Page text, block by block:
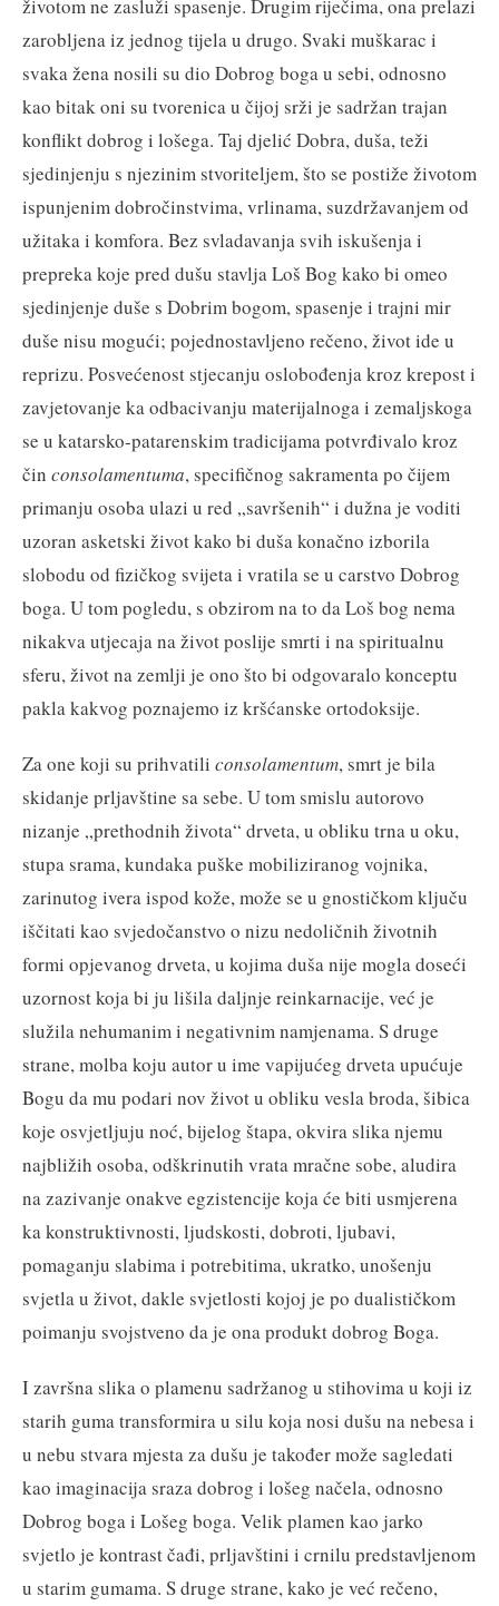
životom ne zasluži spasenje. Drugim riječima, ona prelazi
zarobljena iz jednog tijela u drugo. Svaki muškarac i
svaka žena nosili su dio Dobrog boga u sebi, odnosno
kao bitak oni su tvorenica u čijoj srži je sadržan trajan
konflikt dobrog i lošega. Taj djelić Dobra, duša, teži
sjedinjenju s njezinim stvoriteljem, što se postiže životom
ispunjenim dobročinstvima, vrlinama, suzdržavanjem od
užitaka i komfora. Bez svladavanja svih iskušenja i
prepreka koje pred dušu stavlja Loš Bog kako bi omeo
sjedinjenje duše s Dobrim bogom, spasenje i trajni mir
duše nisu mogući; pojednostavljeno rečeno, život ide u
reprizu. Posvećenost stjecanju oslobođenja kroz krepost i
zavjetovanje ka odbacivanju materijalnoga i zemaljskoga
se u katarsko-patarenskim tradicijama potvrđivalo kroz
čin consolamentuma, specifičnog sakramenta po čijem
primanju osoba ulazi u red „savršenih“ i dužna je voditi
uzoran asketski život kako bi duša konačno izborila
slobodu od fizičkog svijeta i vratila se u carstvo Dobrog
boga. U tom pogledu, s obzirom na to da Loš bog nema
nikakva utjecaja na život poslije smrti i na spiritualnu
sferu, život na zemlji je ono što bi odgovaralo konceptu
pakla kakvog poznajemo iz kršćanske ortodoksije.
Za one koji su prihvatili consolamentum, smrt je bila
skidanje prljavštine sa sebe. U tom smislu autorovo
nizanje „prethodnih života“ drveta, u obliku trna u oku,
stupa srama, kundaka puške mobiliziranog vojnika,
zarinutog ivera ispod kože, može se u gnostičkom ključu
iščitati kao svjedočanstvo o nizu nedoličnih životnih
formi opjevanog drveta, u kojima duša nije mogla doseći
uzornost koja bi ju lišila daljnje reinkarnacije, već je
služila nehumanim i negativnim namjenama. S druge
strane, molba koju autor u ime vapijućeg drveta upućuje
Bogu da mu podari nov život u obliku vesla broda, šibica
koje osvjetljuju noć, bijelog štapa, okvira slika njemu
najbližih osoba, odškrinutih vrata mračne sobe, aludira
na zazivanje onakve egzistencije koja će biti usmjerena
ka konstruktivnosti, ljudskosti, dobroti, ljubavi,
pomaganju slabima i potrebitima, ukratko, unošenju
svjetla u život, dakle svjetlosti kojoj je po dualističkom
poimanju svojstveno da je ona produkt dobrog Boga.
I završna slika o plamenu sadržanog u stihovima u koji iz
starih guma transformira u silu koja nosi dušu na nebesa i
u nebu stvara mjesta za dušu je također može sagledati
kao imaginacija sraza dobrog i lošeg načela, odnosno
Dobrog boga i Lošeg boga. Velik plamen kao jarko
svjetlo je kontrast čađi, prljavštini i crnilu predstavljenom
u starim gumama. S druge strane, kako je već rečeno,